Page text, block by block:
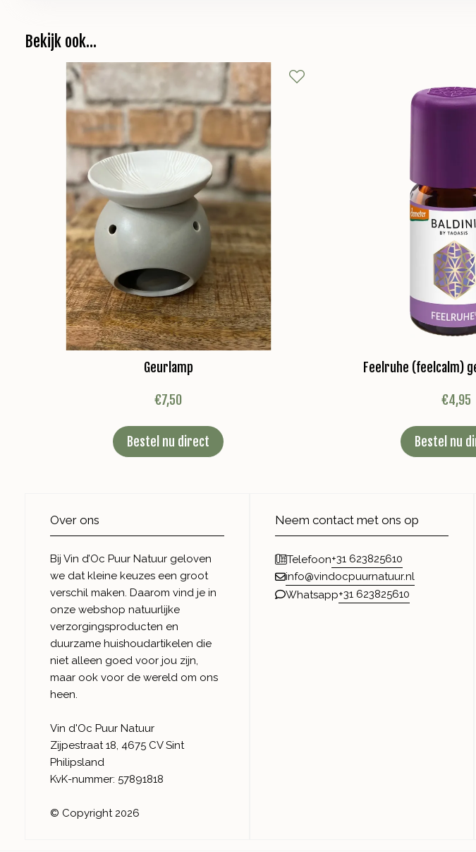
Bekijk ook...
Geurlamp
€7,50
Bestel nu direct
Feelruhe (feelcalm)
€4,95
Bestel nu
Over ons
Bij Vin d’Oc Puur Natuur geloven
we dat kleine keuzes een groot
verschil maken. Daarom vind je in
onze webshop natuurlijke
verzorgingsproducten en
duurzame huishoudartikelen die
niet alleen goed voor jou zijn,
maar ook voor de wereld om ons
heen.
Vin d'Oc Puur Natuur
Zijpestraat 18, 4675 CV Sint
Philipsland
KvK-nummer: 57891818
© Copyright 2026
Neem contact met ons op
Telefoon+31 623825610
info@vindocpuurnatuur.nl
Whatsapp+31 623825610